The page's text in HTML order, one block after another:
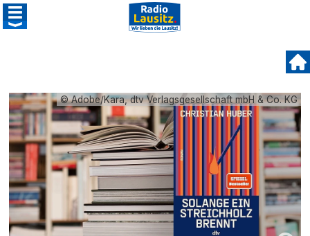
© Adobe/Kara, dtv Verlagsgesellschaft mbH & Co. KG